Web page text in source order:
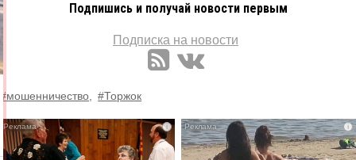
Подпишись и получай новости первым
Подписка на новости
#мошенничество, #Торжок
i i